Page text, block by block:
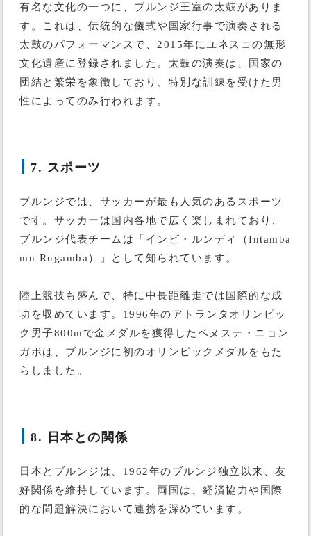
有名な文化の一つに、ブルンジ王室の太鼓がありま
す。これは、伝統的な儀式や国家行事で演奏される
太鼓のパフォーマンスで、2015年にユネスコの無形
文化遺産に登録されました。太鼓の演奏は、国家の
団結と繁栄を象徴しており、特別な訓練を受けた男
性によってのみ行われます。
7. スポーツ
ブルンジでは、サッカーが最も人気のあるスポーツ
です。サッカーは国内各地で広く楽しまれており、
ブルンジ代表チームは「インビ・ルンディ（Intamba
mu Rugamba）」として知られています。
陸上競技も盛んで、特に中長距離走では国際的な成
功を収めています。1996年のアトランタオリンピッ
ク男子800mで金メダルを獲得したベヌステ・ニョン
ガボは、ブルンジに初のオリンピックメダルをもた
らしました。
8. 日本との関係
日本とブルンジは、1962年のブルンジ独立以来、友
好関係を維持しています。両国は、経済協力や国際
的な問題解決において連携を深めています。